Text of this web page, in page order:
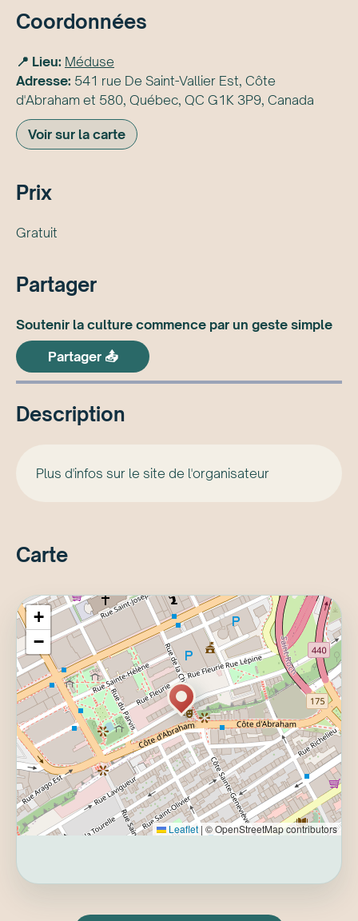
Coordonnées
📍 Lieu: Méduse
Adresse: 541 rue De Saint-Vallier Est, Côte
d'Abraham et 580, Québec, QC G1K 3P9, Canada
Voir sur la carte
Prix
Gratuit
Partager
Soutenir la culture commence par un geste simple
Partager 📤
Description
Plus d'infos sur le site de l'organisateur
Carte
+
−
Leaflet | © OpenStreetMap contributors